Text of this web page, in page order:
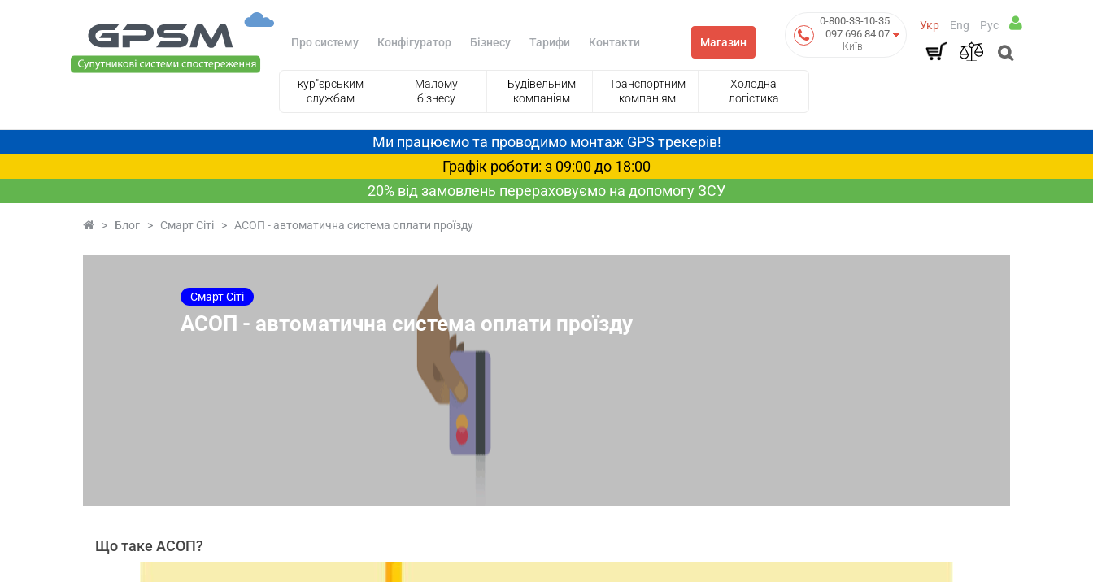
0-800-33-10-35
097 696 84 07
Київ
Укр Eng
Рус
Про систему
Конфігуратор Бізнесу Тарифи Контакти Магазин
кур"єрським
службам
Малому
бізнесу
Будівельним
компаніям
Транспортним
компаніям
Холодна
логістика
Ми працюємо та проводимо монтаж GPS трекерів!
Графік роботи: з 09:00 до 18:00
20% від замовлень перераховуємо на допомогу ЗСУ
> Блог > Смарт Сіті > АСОП - автоматична система оплати проїзду
Смарт Сіті
АСОП - автоматична система оплати проїзду
Що таке АСОП?